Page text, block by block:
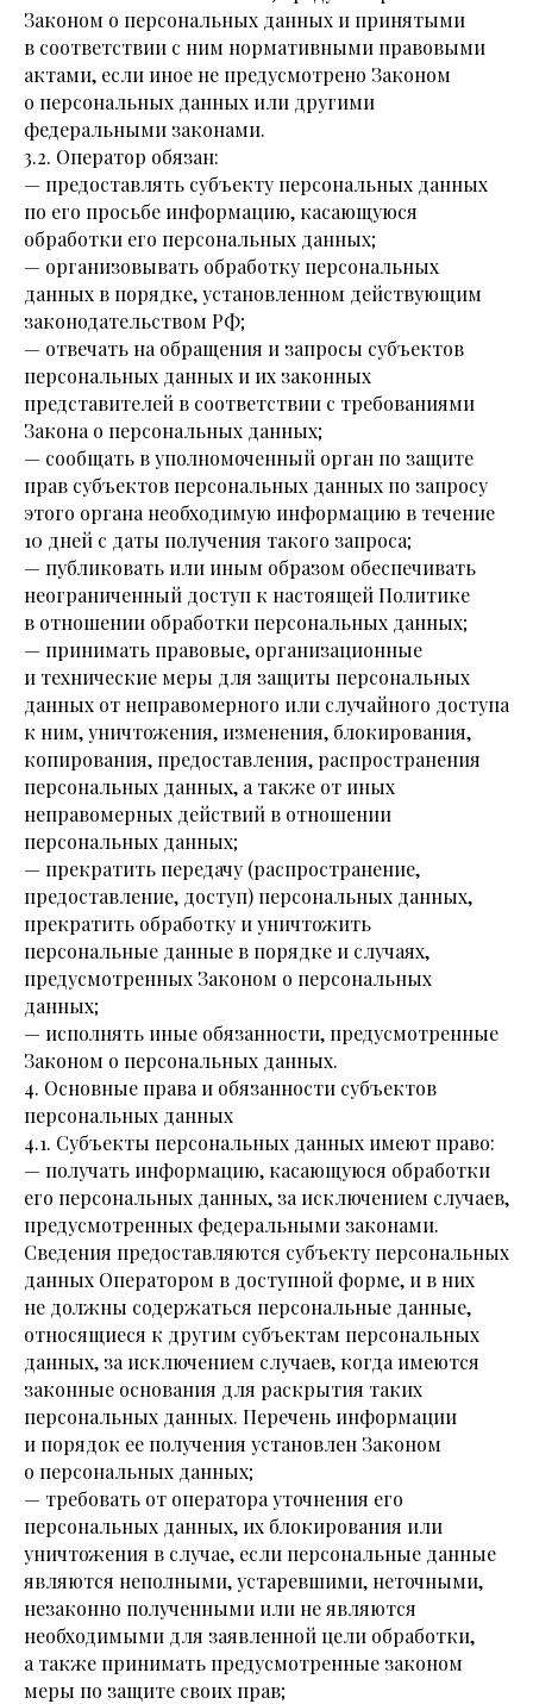
Законом о персональных данных и принятыми
в соответствии с ним нормативными правовыми
актами, если иное не предусмотрено Законом
о персональных данных или другими
федеральными законами.
3.2. Оператор обязан:
— предоставлять субъекту персональных данных
по его просьбе информацию, касающуюся
обработки его персональных данных;
— организовывать обработку персональных
данных в порядке, установленном действующим
законодательством РФ;
— отвечать на обращения и запросы субъектов
персональных данных и их законных
представителей в соответствии с требованиями
Закона о персональных данных;
— сообщать в уполномоченный орган по защите
прав субъектов персональных данных по запросу
этого органа необходимую информацию в течение
10 дней с даты получения такого запроса;
— публиковать или иным образом обеспечивать
неограниченный доступ к настоящей Политике
в отношении обработки персональных данных;
— принимать правовые, организационные
и технические меры для защиты персональных
данных от неправомерного или случайного доступа
к ним, уничтожения, изменения, блокирования,
копирования, предоставления, распространения
персональных данных, а также от иных
неправомерных действий в отношении
персональных данных;
— прекратить передачу (распространение,
предоставление, доступ) персональных данных,
прекратить обработку и уничтожить
персональные данные в порядке и случаях,
предусмотренных Законом о персональных
данных;
— исполнять иные обязанности, предусмотренные
Законом о персональных данных.
4. Основные права и обязанности субъектов
персональных данных
4.1. Субъекты персональных данных имеют право:
— получать информацию, касающуюся обработки
его персональных данных, за исключением случаев,
предусмотренных федеральными законами.
Сведения предоставляются субъекту персональных
данных Оператором в доступной форме, и в них
не должны содержаться персональные данные,
относящиеся к другим субъектам персональных
данных, за исключением случаев, когда имеются
законные основания для раскрытия таких
персональных данных. Перечень информации
и порядок ее получения установлен Законом
о персональных данных;
— требовать от оператора уточнения его
персональных данных, их блокирования или
уничтожения в случае, если персональные данные
являются неполными, устаревшими, неточными,
незаконно полученными или не являются
необходимыми для заявленной цели обработки,
а также принимать предусмотренные законом
меры по защите своих прав;